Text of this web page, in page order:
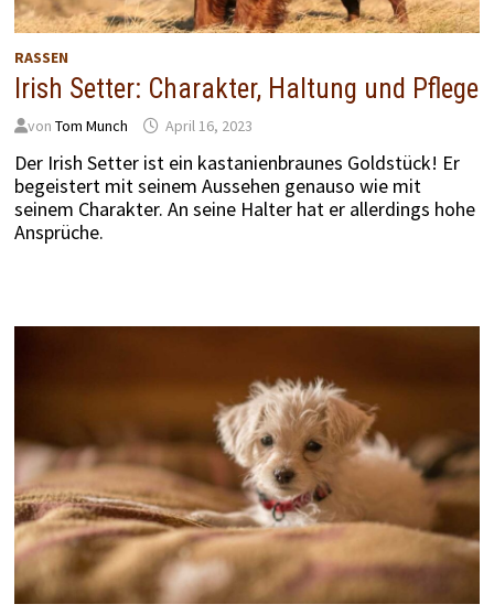
RASSEN
Irish Setter: Charakter, Haltung und Pflege
von Tom Munch April 16, 2023
Der Irish Setter ist ein kastanienbraunes Goldstück! Er
begeistert mit seinem Aussehen genauso wie mit
seinem Charakter. An seine Halter hat er allerdings hohe
Ansprüche.